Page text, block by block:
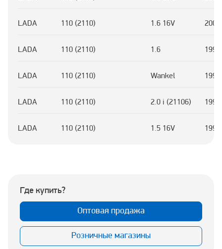
LADA 110 (2110) 1.6 16V
LADA 110 (2110) 1.6
LADA 110 (2110) Wankel
LADA 110 (2110) 2.0 i (21106)
LADA 110 (2110) 1.5 16V
Где купить?
Оптовая продажа
Розничные магазины